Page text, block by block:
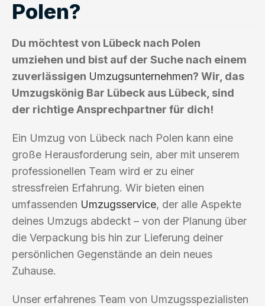
Polen?
Du möchtest von Lübeck nach Polen
umziehen und bist auf der Suche nach einem
zuverlässigen Umzugsunternehmen? Wir, das
Umzugskönig Bar Lübeck aus Lübeck, sind
der richtige Ansprechpartner für dich!
Ein Umzug von Lübeck nach Polen kann eine
große Herausforderung sein, aber mit unserem
professionellen Team wird er zu einer
stressfreien Erfahrung. Wir bieten einen
umfassenden Umzugsservice, der alle Aspekte
deines Umzugs abdeckt – von der Planung über
die Verpackung bis hin zur Lieferung deiner
persönlichen Gegenstände an dein neues
Zuhause.
Unser erfahrenes Team von Umzugsspezialisten